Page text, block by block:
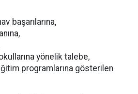
başarılarına,
yönelik talebe,
programlarına gösterilen